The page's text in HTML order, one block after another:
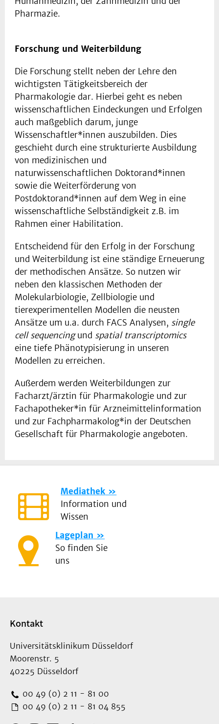
Pharmazie.
Forschung und Weiterbildung
Die Forschung stellt neben der Lehre den
wichtigsten Tätigkeitsbereich der
Pharmakologie dar. Hierbei geht es neben
wissenschaftlichen Eindeckungen und Erfolgen
auch maßgeblich darum, junge
Wissenschaftler*innen auszubilden. Dies
geschieht durch eine strukturierte Ausbildung
von medizinischen und
naturwissenschaftlichen Doktorand*innen
sowie die Weiterförderung von
Postdoktorand*innen auf dem Weg in eine
wissenschaftliche Selbständigkeit z.B. im
Rahmen einer Habilitation.
Entscheidend für den Erfolg in der Forschung
und Weiterbildung ist eine ständige Erneuerung
der methodischen Ansätze. So nutzen wir
neben den klassischen Methoden der
Molekularbiologie, Zellbiologie und
tierexperimentellen Modellen die neusten
Ansätze um u.a. durch FACS Analysen, single
cell sequencingund spatial transcriptomics
eine tiefe Phänotypisierung in unseren
Modellen zu erreichen.
Außerdem werden Weiterbildungen zur
Facharzt/ärztin für Pharmakologie und zur
Fachapotheker*in für Arzneimittelinformation
und zur Fachpharmakolog*in der Deutschen
Gesellschaft für Pharmakologie angeboten.
Mediathek
Information und
Wissen
Lageplan
So finden Sie
uns
Kontakt
Universitätsklinikum Düsseldorf
Moorenstr. 5
40225 Düsseldorf
00 49 (0) 2 11 - 81 00
00 49 (0) 2 11 - 81 04 855